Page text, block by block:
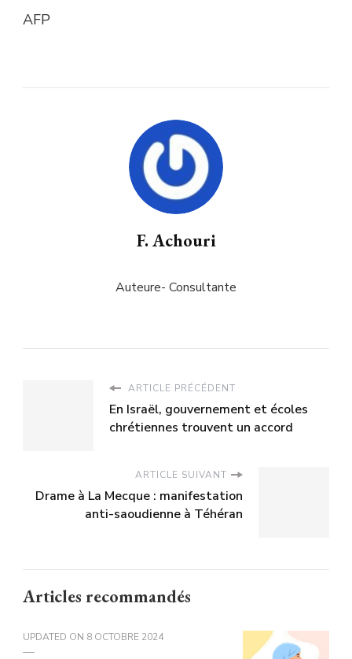
AFP
F. Achouri
Auteure- Consultante
ARTICLE PRÉCÉDENT
En Israël, gouvernement et écoles
chrétiennes trouvent un accord
ARTICLE SUIVANT
Drame à La Mecque : manifestation
anti-saoudienne à Téhéran
Articles recommandés
UPDATED ON 8 OCTOBRE 2024